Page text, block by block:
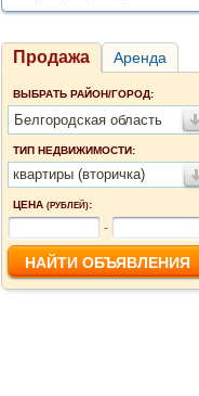
Продажа Аренда
ВЫБРАТЬ РАЙОН/ГОРОД:
Белгородская область
ТИП НЕДВИЖИМОСТИ:
квартиры (вторичка)
ЦЕНА (РУБЛЕЙ):
-